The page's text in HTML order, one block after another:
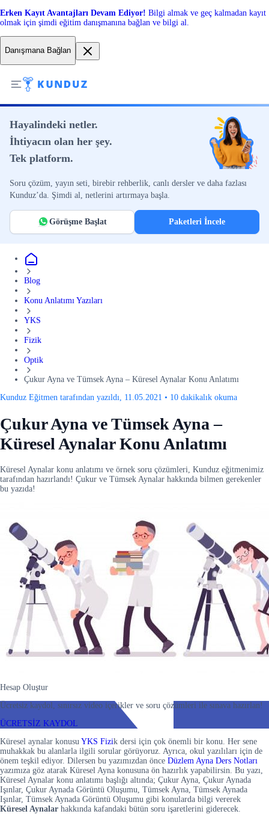
Erken Kayıt Avantajları Devam Ediyor! Bilgi almak ve geç kalmadan kayıt
olmak için şimdi eğitim danışmanına bağlan ve bilgi al.
Danışmana Bağlan
Hayalindeki netler.
İhtiyacın olan her şey.
Tek platform.
Soru çözüm, yayın seti, birebir rehberlik, canlı dersler ve daha fazlası
Kunduz’da. Şimdi al, netlerini artırmaya başla.
Görüşme Başlat Paketleri İncele
Blog
Konu Anlatımı Yazıları
YKS
Fizik
Optik
Çukur Ayna ve Tümsek Ayna – Küresel Aynalar Konu Anlatımı
Kunduz Eğitmen tarafından yazıldı, 11.05.2021 • 10 dakikalık okuma
Çukur Ayna ve Tümsek Ayna –
Küresel Aynalar Konu Anlatımı
Küresel Aynalar konu anlatımı ve örnek soru çözümleri, Kunduz eğitmenimiz
tarafından hazırlandı! Çukur ve Tümsek Aynalar hakkında bilmen gerekenler
bu yazıda!
Hesap Oluştur
Ücretsiz kaydol, sınırsız video içerikler ve soru çözümleri ile sınava hazırlan!
ÜCRETSİZ KAYDOL
Küresel aynalar konusu YKS Fizik dersi için çok önemli bir konu. Her sene
muhakkak bu alanlarla ilgili sorular görüyoruz. Ayrıca, okul yazılıları için de
önem teşkil ediyor. Dilersen bu yazımızdan önce Düzlem Ayna Ders Notları
yazımıza göz atarak Küresel Ayna konusuna ön hazırlık yapabilirsin. Bu yazı,
Küresel Aynalar konu anlatımı başlığı altında; Çukur Ayna, Çukur Aynada
Işınlar, Çukur Aynada Görüntü Oluşumu, Tümsek Ayna, Tümsek Aynada
Işınlar, Tümsek Aynada Görüntü Oluşumu gibi konularda bilgi vererek
Küresel Aynalar hakkında kafandaki bütün soru işaretlerini giderecek.